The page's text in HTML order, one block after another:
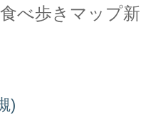
べ歩きマップ新
)